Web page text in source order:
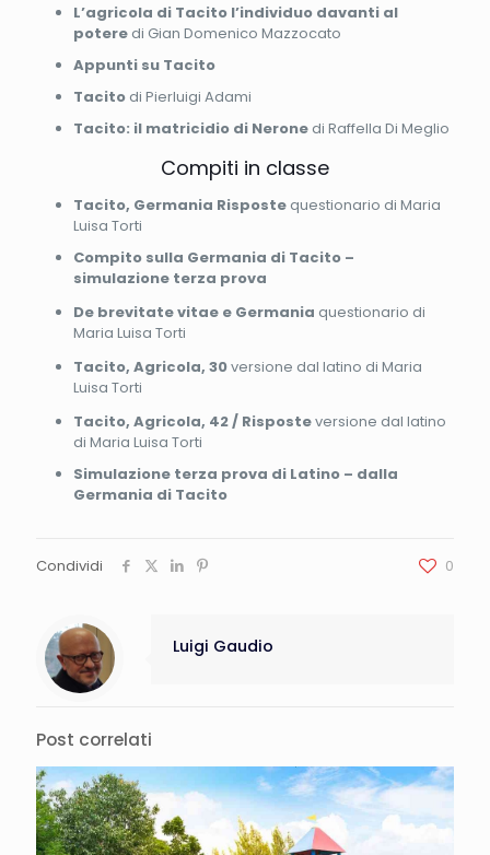
L’agricola di Tacito l’individuo davanti al
poteredi Gian Domenico Mazzocato
Appunti su Tacito
Tacitodi Pierluigi Adami
Tacito: il matricidio di Neronedi Raffella Di Meglio
Compiti in classe
Tacito, Germania Risposte questionario di Maria
Luisa Torti
Compito sulla Germania di Tacito –
simulazione terza prova
De brevitate vitae e Germania questionario di
Maria Luisa Torti
Tacito, Agricola, 30versione dal latino di Maria
Luisa Torti
Tacito, Agricola, 42 / Risposteversione dal latino
di Maria Luisa Torti
Simulazione terza prova di Latino – dalla
Germania di Tacito
Condividi 0
Luigi Gaudio
Post correlati